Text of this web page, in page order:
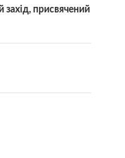
захід, присвячений